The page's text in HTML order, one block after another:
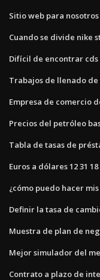
Sitio web para
Cuando se divide nike
Difícil de encontrar cds
Trabajos de llenado
Empresa de comercio
Precios del petróleo
Tabla de tasas de
Euros a dólares 12 31 18
¿cómo puedo hacer
Definir la tasa de
Muestra de plan de
Mejor simulador del
Contrato a plazo de